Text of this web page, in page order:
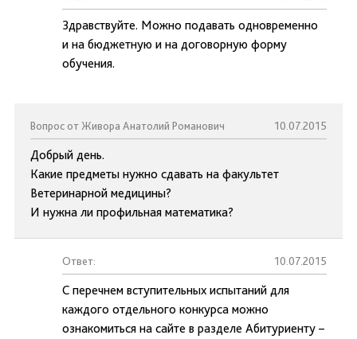
Здравствуйте. Можно подавать одновременно
и на бюджетную и на договорную форму
обучения.
Вопрос от Живора Анатолий Романович 10.07.2015
Добрый день.
Какие предметы нужно сдавать на факультет
Ветеринарной медицины?
И нужна ли профильная математика?
Ответ: 10.07.2015
С перечнем вступительных испытаний для
каждого отдельного конкурса можно
ознакомиться на сайте в разделе Абитуриенту –